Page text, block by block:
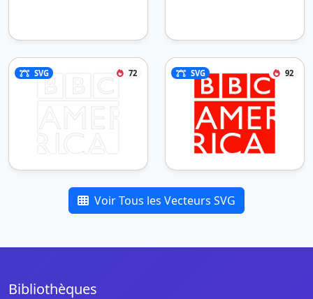
SVG 72 SVG 92
Voir Tous les Vecteurs SVG
Bibliothèques